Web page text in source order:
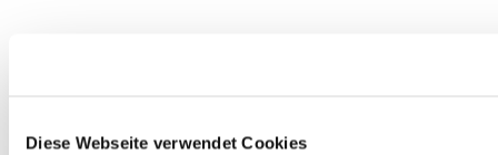
Diese Webseite verwendet Cookies